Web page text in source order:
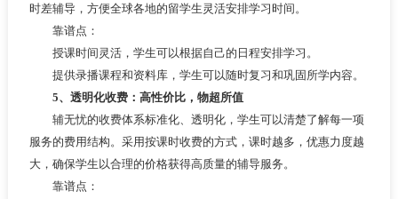
时差辅导，方便全球各地的留学生灵活安排学习时间。
靠谱点：
授课时间灵活，学生可以根据自己的日程安排学习。
提供录播课程和资料库，学生可以随时复习和巩固所学内容。
5、透明化收费：高性价比，物超所值
辅无忧的收费体系标准化、透明化，学生可以清楚了解每一项
服务的费用结构。采用按课时收费的方式，课时越多，优惠力度越
大，确保学生以合理的价格获得高质量的辅导服务。
靠谱点：